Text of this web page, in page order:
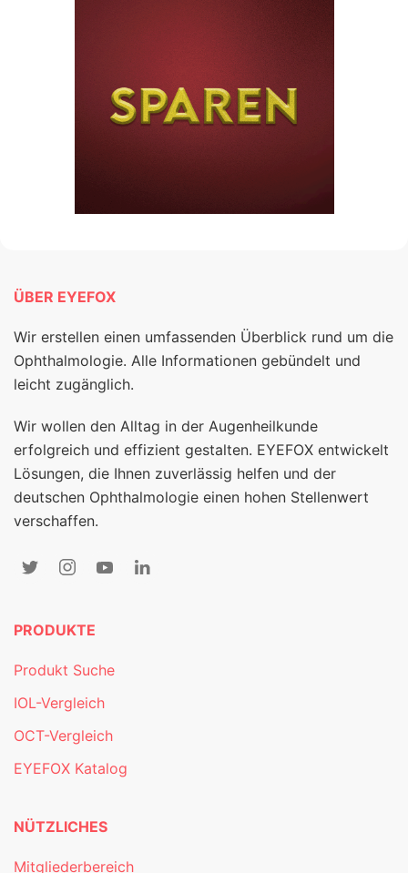
ÜBER EYEFOX
Wir erstellen einen umfassenden Überblick rund um die
Ophthalmologie. Alle Informationen gebündelt und
leicht zugänglich.
Wir wollen den Alltag in der Augenheilkunde
erfolgreich und effizient gestalten. EYEFOX entwickelt
Lösungen, die Ihnen zuverlässig helfen und der
deutschen Ophthalmologie einen hohen Stellenwert
verschaffen.
PRODUKTE
Produkt Suche
IOL-Vergleich
OCT-Vergleich
EYEFOX Katalog
NÜTZLICHES
Mitgliederbereich